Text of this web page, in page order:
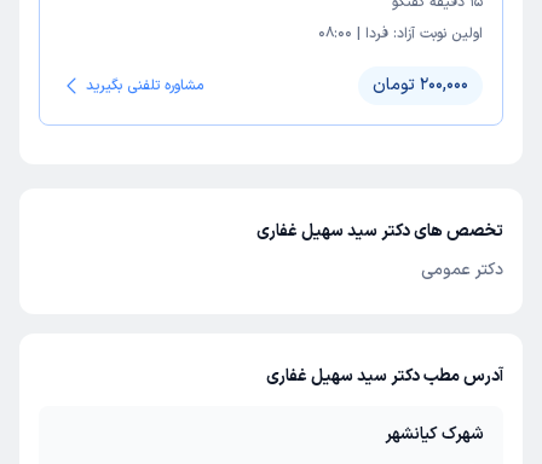
اولین نوبت آزاد: فردا |
08:00
200,000 تومان مشاوره تلفنی بگیرید
تخصص های دکتر سید سهیل غفاری
دکتر عمومی
آدرس مطب دکتر سید سهیل غفاری
شهرک کیانشهر